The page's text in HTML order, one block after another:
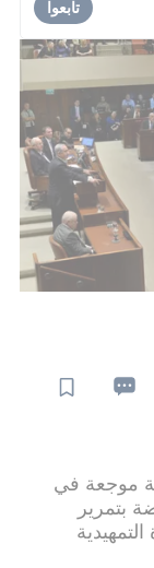
تابعوا
موجعة في
بتمرير